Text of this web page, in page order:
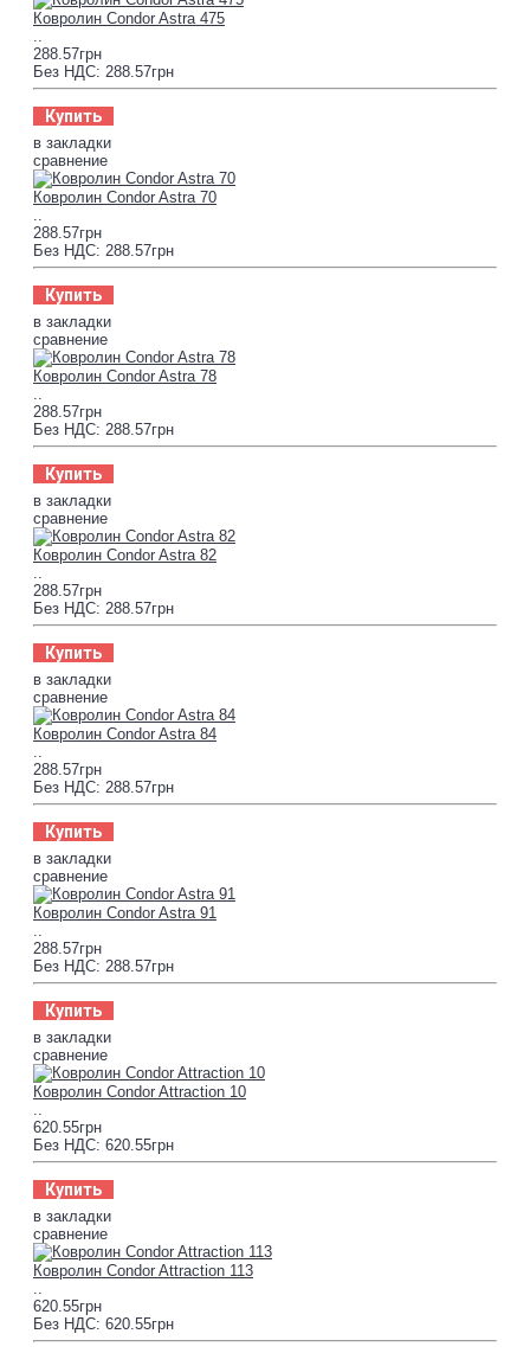
Ковролин Condor Astra 475
288.57грн
Без НДС: 288.57грн
Купить
в закладки
сравнение
Ковролин Condor Astra 70
288.57грн
Без НДС: 288.57грн
Купить
в закладки
сравнение
Ковролин Condor Astra 78
288.57грн
Без НДС: 288.57грн
Купить
в закладки
сравнение
Ковролин Condor Astra 82
288.57грн
Без НДС: 288.57грн
Купить
в закладки
сравнение
Ковролин Condor Astra 84
288.57грн
Без НДС: 288.57грн
Купить
в закладки
сравнение
Ковролин Condor Astra 91
288.57грн
Без НДС: 288.57грн
Купить
в закладки
сравнение
Ковролин Condor Attraction 10
620.55грн
Без НДС: 620.55грн
Купить
в закладки
сравнение
Ковролин Condor Attraction 113
620.55грн
Без НДС: 620.55грн